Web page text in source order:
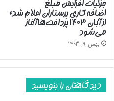
جزئیات افزایش مبلغ
اضافه‌کاری پرستاران اعلام شد؛
از آبان ۱۴۰۳ پرداخت‌ها آغاز
می‌شود
بهمن 9, 1403
دیدگاهتان را بنویسید